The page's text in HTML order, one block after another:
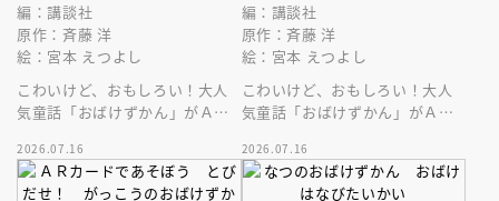
編：講談社
原作：斉藤 洋
絵：宮本 えつよし
こわいけど、おもしろい！大人
気童話「おばけずかん」がＡＲ
2026.07.16
編：講談社
原作：斉藤 洋
絵：宮本 えつよし
こわいけど、おもしろい！大人
気童話「おばけずかん」がＡＲ
2026.07.16